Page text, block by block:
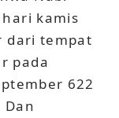
kamis
dari tempat
pada
622